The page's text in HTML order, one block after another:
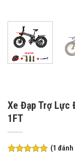
Xe Đạp Trợ Lực
1FT
(1 đánh